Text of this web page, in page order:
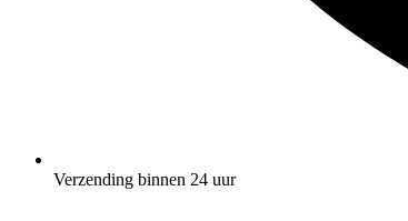
Verzending binnen 24 uur